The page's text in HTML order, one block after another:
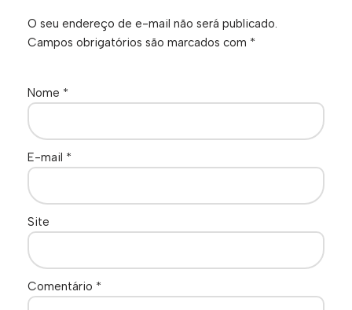
O seu endereço de e-mail não será publicado.
Campos obrigatórios são marcados com *
Nome *
E-mail *
Site
Comentário *